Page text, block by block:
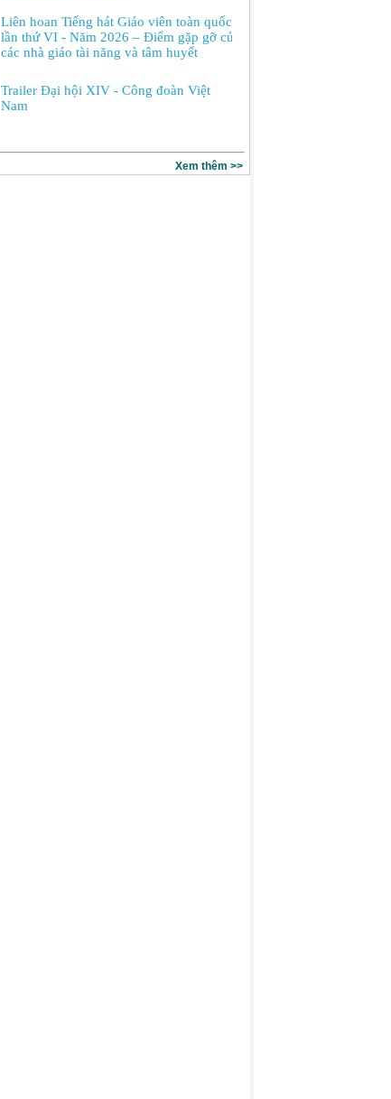
Liên hoan Tiếng hát Giáo viên toàn quốc
lần thứ VI - Năm 2026 – Điểm gặp gỡ của
các nhà giáo tài năng và tâm huyết
Trailer Đại hội XIV - Công đoàn Việt
Nam
Xem thêm >>